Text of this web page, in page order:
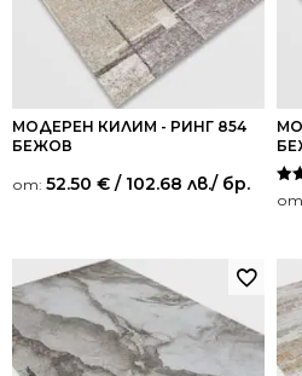
МОДЕРЕН КИЛИМ - РИНГ 854
БЕЖОВ
от: 52.50 € / 102.68 лв./ бр.
5.00